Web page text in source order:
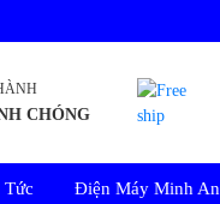
CHÓNG
Tức Điện Máy Minh An